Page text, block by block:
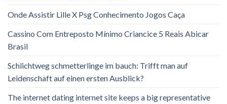
Onde Assistir Lille X Psg Conhecimento Jogos Caça
Cassino Com Entreposto Mínimo Criancice 5 Reais Abicar
Brasil
Schlichtweg schmetterlinge im bauch: Trifft man auf
Leidenschaft auf einen ersten Ausblick?
The internet dating internet site keeps a big representative